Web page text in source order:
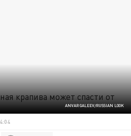
ANVAR GALEEV/RUSSIAN LOOK